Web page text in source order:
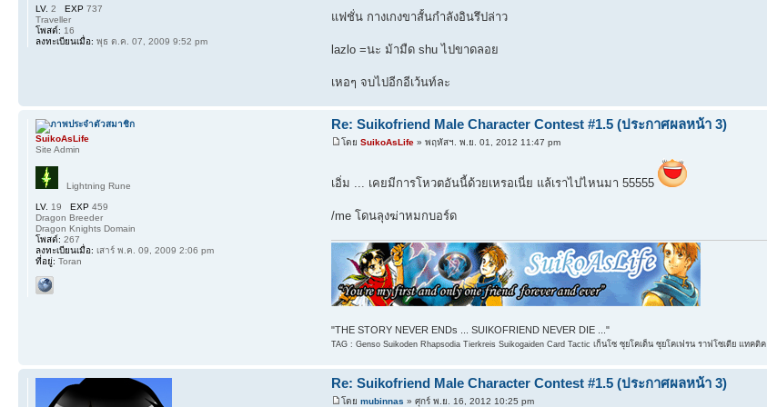
แฟชั่น กางเกงขาสั้นกำลังอินรึปล่าว
lazlo =นะ ม้ามืด shu ไปขาดลอย
เหอๆ จบไปอีกอีเว้นท์ละ
LV. 2 EXP 737
Traveller
โพสต์: 16
ลงทะเบียนเมื่อ: พุธ ต.ค. 07, 2009 9:52 pm
Re: Suikofriend Male Character Contest #1.5 (ประกาศผลหน้า 3)
โดย SuikoAsLife» พฤหัสฯ. พ.ย. 01, 2012 11:47 pm
เอิ่ม ... เคยมีการโหวตอันนี้ด้วยเหรอเนี่ย แล้เราไปไหนมา 55555
/me โดนลุงฆ่าหมกบอร์ด
"THE STORY NEVER ENDs ... SUIKOFRIEND NEVER DIE ..."
TAG : Genso Suikoden Rhapsodia Tierkreis Suikogaiden Card Tactic เก็นโซ ซุยโคเด็น ซุยโคเฟรน ราฟโซเดีย แทคติค
SuikoAsLife
Site Admin
Lightning Rune
LV. 19 EXP 459
Dragon Breeder
Dragon Knights Domain
โพสต์: 267
ลงทะเบียนเมื่อ: เสาร์ พ.ค. 09, 2009 2:06 pm
ที่อยู่: Toran
Re: Suikofriend Male Character Contest #1.5 (ประกาศผลหน้า 3)
โดย mubinnas » ศุกร์ พ.ย. 16, 2012 10:25 pm